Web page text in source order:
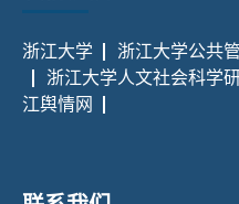
浙江大学 浙江大学公共
浙江大学人文社会科学
江舆情网